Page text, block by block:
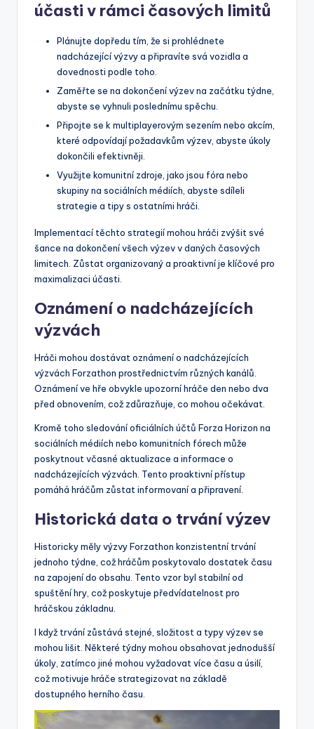
účasti v rámci časových limitů
Plánujte dopředu tím, že si prohlédnete
nadcházející výzvy a připravíte svá vozidla a
dovednosti podle toho.
Zaměřte se na dokončení výzev na začátku týdne,
abyste se vyhnuli poslednímu spěchu.
Připojte se k multiplayerovým sezením nebo akcím,
které odpovídají požadavkům výzev, abyste úkoly
dokončili efektivněji.
Využijte komunitní zdroje, jako jsou fóra nebo
skupiny na sociálních médiích, abyste sdíleli
strategie a tipy s ostatními hráči.
Implementací těchto strategií mohou hráči zvýšit své
šance na dokončení všech výzev v daných časových
limitech. Zůstat organizovaný a proaktivní je klíčové pro
maximalizaci účasti.
Oznámení o nadcházejících
výzvách
Hráči mohou dostávat oznámení o nadcházejících
výzvách Forzathon prostřednictvím různých kanálů.
Oznámení ve hře obvykle upozorní hráče den nebo dva
před obnovením, což zdůrazňuje, co mohou očekávat.
Kromě toho sledování oficiálních účtů Forza Horizon na
sociálních médiích nebo komunitních fórech může
poskytnout včasné aktualizace a informace o
nadcházejících výzvách. Tento proaktivní přístup
pomáhá hráčům zůstat informovaní a připravení.
Historická data o trvání výzev
Historicky měly výzvy Forzathon konzistentní trvání
jednoho týdne, což hráčům poskytovalo dostatek času
na zapojení do obsahu. Tento vzor byl stabilní od
spuštění hry, což poskytuje předvídatelnost pro
hráčskou základnu.
I když trvání zůstává stejné, složitost a typy výzev se
mohou lišit. Některé týdny mohou obsahovat jednodušší
úkoly, zatímco jiné mohou vyžadovat více času a úsilí,
což motivuje hráče strategizovat na základě
dostupného herního času.